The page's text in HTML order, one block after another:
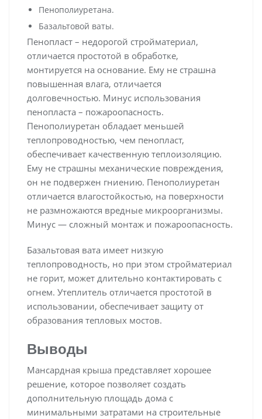
Пенополиуретана.
Базальтовой ваты.
Пенопласт – недорогой стройматериал,
отличается простотой в обработке,
монтируется на основание. Ему не страшна
повышенная влага, отличается
долговечностью. Минус использования
пенопласта – пожароопасность.
Пенополиуретан обладает меньшей
теплопроводностью, чем пенопласт,
обеспечивает качественную теплоизоляцию.
Ему не страшны механические повреждения,
он не подвержен гниению. Пенополиуретан
отличается влагостойкостью, на поверхности
не размножаются вредные микроорганизмы.
Минус — сложный монтаж и пожароопасность.
Базальтовая вата имеет низкую
теплопроводность, но при этом стройматериал
не горит, может длительно контактировать с
огнем. Утеплитель отличается простотой в
использовании, обеспечивает защиту от
образования тепловых мостов.
Выводы
Мансардная крыша представляет хорошее
решение, которое позволяет создать
дополнительную площадь дома с
минимальными затратами на строительные